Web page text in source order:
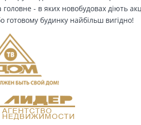
- в яких новобудовах діють
готовому будинку найбільш вигідно!